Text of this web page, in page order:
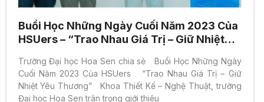
Buổi Học Những Ngày Cuối Năm 2023 Của
HSUers – “Trao Nhau Giá Trị – Giữ Nhiệt
Trường Đại học Hoa Sen chia sẻ Buổi Học Những Ngày
Cuối Năm 2023 Của HSUers “Trao Nhau Giá Trị – Giữ
Nhiệt Yêu Thương” Khoa Thiết Kế – Nghệ Thuật, trường
Đại học Hoa Sen trân trọng giới thiệu